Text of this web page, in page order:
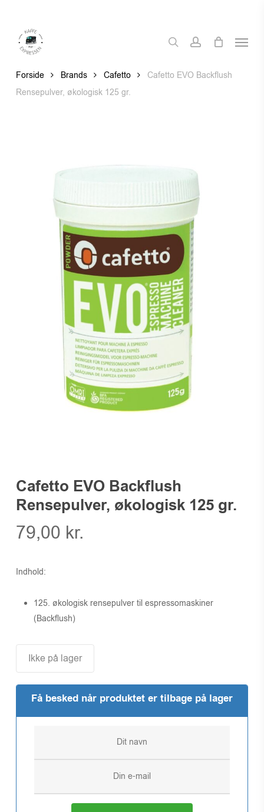
content
searchaccount
Menu
Forside Brands Cafetto
Cafetto EVO Backflush
Rensepulver, økologisk 125 gr.
Cafetto EVO Backflush
Rensepulver, økologisk 125 gr.
79,00 kr.
Indhold:
125. økologisk rensepulver til espressomaskiner
(Backflush)
Ikke på lager
Få besked når produktet er tilbage på lager